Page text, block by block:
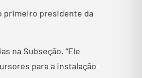
primeiro presidente da
na Subseção. “Ele
para a instalação